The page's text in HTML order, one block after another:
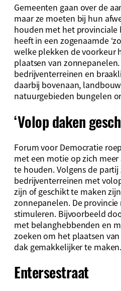
Gemeenten gaan over de
maar ze moeten bij hun
houden met het provinciale
heeft in een zogenaamde
welke plekken de voorkeur
plaatsen van
bedrijventerreinen en
daarbij bovenaan,
natuurgebieden bungelen
‘Volop daken
Forum voor Democratie
met een motie op zich
te houden. Volgens de
bedrijventerreinen met
zijn of geschikt te maken
zonnepanelen. De
stimuleren. Bijvoorbeeld
met belanghebbenden en
zoeken om het plaatsen
dak gemakkelijker te maken.
Entersestraat